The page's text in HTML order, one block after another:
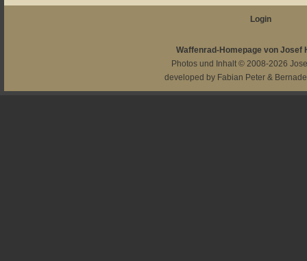
Login
Waffenrad-Homepage von Josef
Photos und Inhalt © 2008-2026
developed by Fabian Peter &